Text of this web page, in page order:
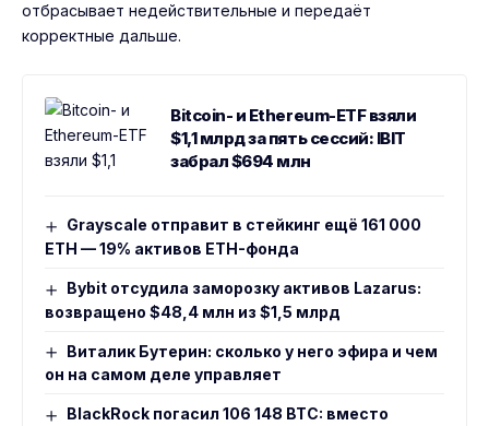
отбрасывает недействительные и передаёт
корректные дальше.
Bitcoin- и Ethereum-ETF взяли
$1,1 млрд за пять сессий: IBIT
забрал $694 млн
Grayscale отправит в стейкинг ещё 161 000
ETH — 19% активов ETH-фонда
Bybit отсудила заморозку активов Lazarus:
возвращено $48,4 млн из $1,5 млрд
Виталик Бутерин: сколько у него эфира и чем
он на самом деле управляет
BlackRock погасил 106 148 BTC: вместо